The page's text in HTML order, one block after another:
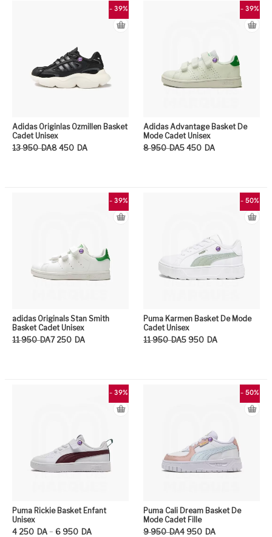
- 39%
Adidas Originlas Ozmillen Basket
Cadet Unisex
13 950 DA
Le prix initial était : 13 950DA.
8 450 DA
Le prix actuel est : 8 450DA.
- 39%
Adidas Advantage Basket De
Mode Cadet Unisex
8 950 DA
Le prix initial était : 8 950DA.
5 450 DA
Le prix actuel est : 5 450DA.
- 39%
adidas Originals Stan Smith
Basket Cadet Unisex
11 950 DA
Le prix initial était : 11 950DA.
7 250 DA
Le prix actuel est : 7 250DA.
- 50%
Puma Karmen Basket De Mode
Cadet Unisex
11 950 DA
Le prix initial était : 11 950DA.
5 950 DA
Le prix actuel est : 5 950DA.
- 39%
Puma Rickie Basket Enfant
Unisex
4 250 DA – 6 950 DA
Plage de prix : 4 250DA à 6 950DA
- 50%
Puma Cali Dream Basket De
Mode Cadet Fille
9 950 DA
Le prix initial était : 9 950DA.
4 950 DA
Le prix actuel est : 4 950DA.